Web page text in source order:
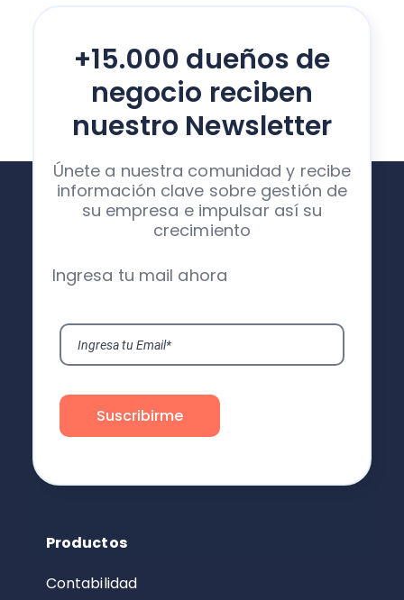
+15.000 dueños de
negocio reciben
nuestro Newsletter
Únete a nuestra comunidad y recibe
información clave sobre gestión de
su empresa e impulsar así su
crecimiento
Ingresa tu mail ahora
Productos
Contabilidad